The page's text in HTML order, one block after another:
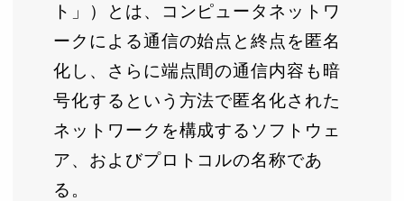
ト」）とは、コンピュータネットワ
ークによる通信の始点と終点を匿名
化し、さらに端点間の通信内容も暗
号化するという方法で匿名化された
ネットワークを構成するソフトウェ
ア、およびプロトコルの名称であ
る。